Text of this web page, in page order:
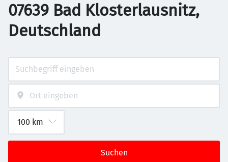
07639 Bad Klosterlausnitz,
Deutschland
Suchen